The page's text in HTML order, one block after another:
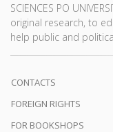
SCIENCES PO
original research, to
help public and
CONTACTS
FOREIGN RIGHTS
FOR BOOKSHOPS